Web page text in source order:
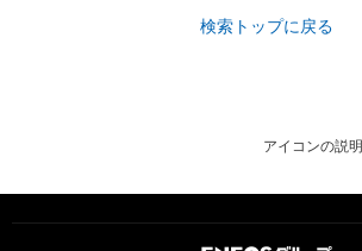
検索トップに戻る
アイコンの説明